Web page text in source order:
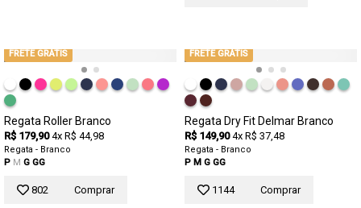
FRETE GRÁTIS
Regata Roller Branco
R$ 179,90 4x R$ 44,98
Regata - Branco
P M G GG
802 Comprar
FRETE GRÁTIS
Regata Dry Fit Delmar Branco
R$ 149,90 4x R$ 37,48
Regata - Branco
P M G GG
1144 Comprar